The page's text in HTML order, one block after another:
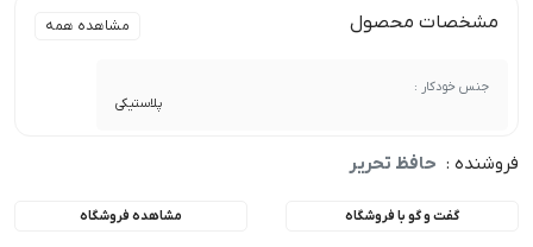
مشخصات محصول مشاهده همه
جنس خودکار :
پلاستیکی
فروشنده : حافظ تحریر
گفت و گو با فروشگاه مشاهده فروشگاه